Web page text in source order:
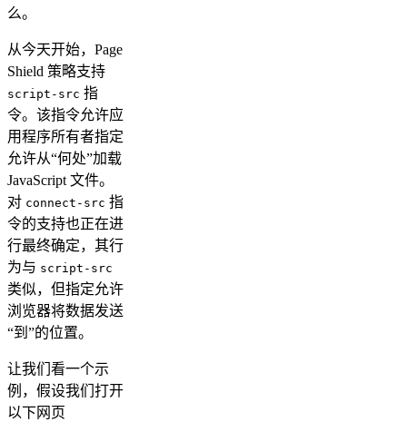
么。
从今天开始，Page
Shield 策略支持
script-src 指
令。该指令允许应
用程序所有者指定
允许从“何处”加载
JavaScript 文件。
对 connect-src 指
令的支持也正在进
行最终确定，其行
为与 script-src
类似，但指定允许
浏览器将数据发送
“到”的位置。
让我们看一个示
例，假设我们打开
以下网页